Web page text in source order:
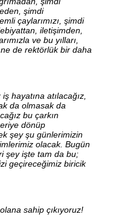
şimdi
çaylarımızı, şimdi
iletişimden,
ve bu yılları,
de rektörlük bir daha
hayatına atılacağız,
da olmasak da
bu çarkın
dönüp
şey şu günlerimizin
olacak. Bugün
şey işte tam da bu;
geçireceğimiz biricik
sahip çıkıyoruz!